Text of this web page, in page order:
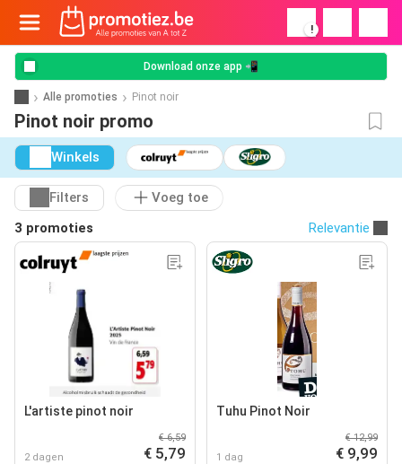
!
Download onze app 📲
Alle promoties Pinot noir
Pinot noir promo
Winkels
Filters
Voeg toe
3 promoties
Relevantie
L'artiste pinot noir
2 dagen
€ 6,59
€ 5,79
Tuhu Pinot Noir
1 dag
€ 12,99
€ 9,99